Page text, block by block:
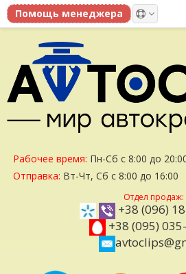
Рабочее время: Пн-Сб с 8:00 до
Отправка: Вт-Чт, Сб с 8:00 до 16:00
Отдел продаж:
+38 (096)
+38 (095)